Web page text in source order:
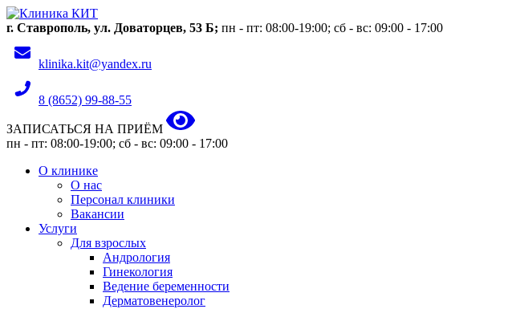
г. Ставрополь, ул. Доваторцев, 53 Б; пн - пт: 08:00-19:00; сб - вс: 09:00 - 17:00
klinika.kit@yandex.ru
8 (8652) 99-88-55
ЗАПИСАТЬСЯ НА ПРИЁМ
пн - пт: 08:00-19:00; сб - вс: 09:00 - 17:00
О клинике
О нас
Персонал клиники
Вакансии
Услуги
Для взрослых
Андрология
Гинекология
Ведение беременности
Дерматовенеролог